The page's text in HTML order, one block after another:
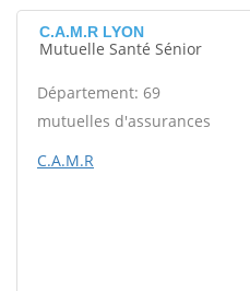
C.A.M.R LYON
Mutuelle Santé Sénior
Département: 69
mutuelles d'assurances
C.A.M.R